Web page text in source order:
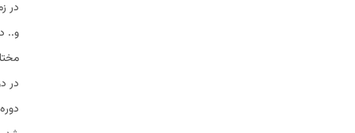
در
و..
در